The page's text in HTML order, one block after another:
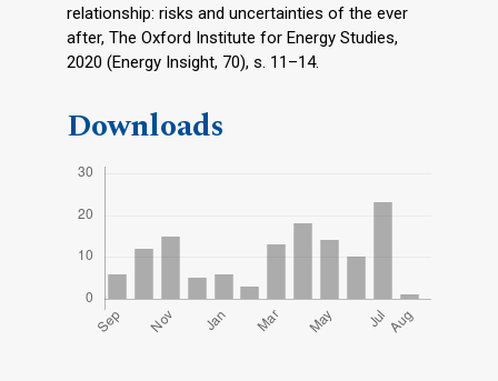
relationship: risks and uncertainties of the ever
after, The Oxford Institute for Energy Studies,
2020 (Energy Insight, 70), s. 11–14.
Downloads